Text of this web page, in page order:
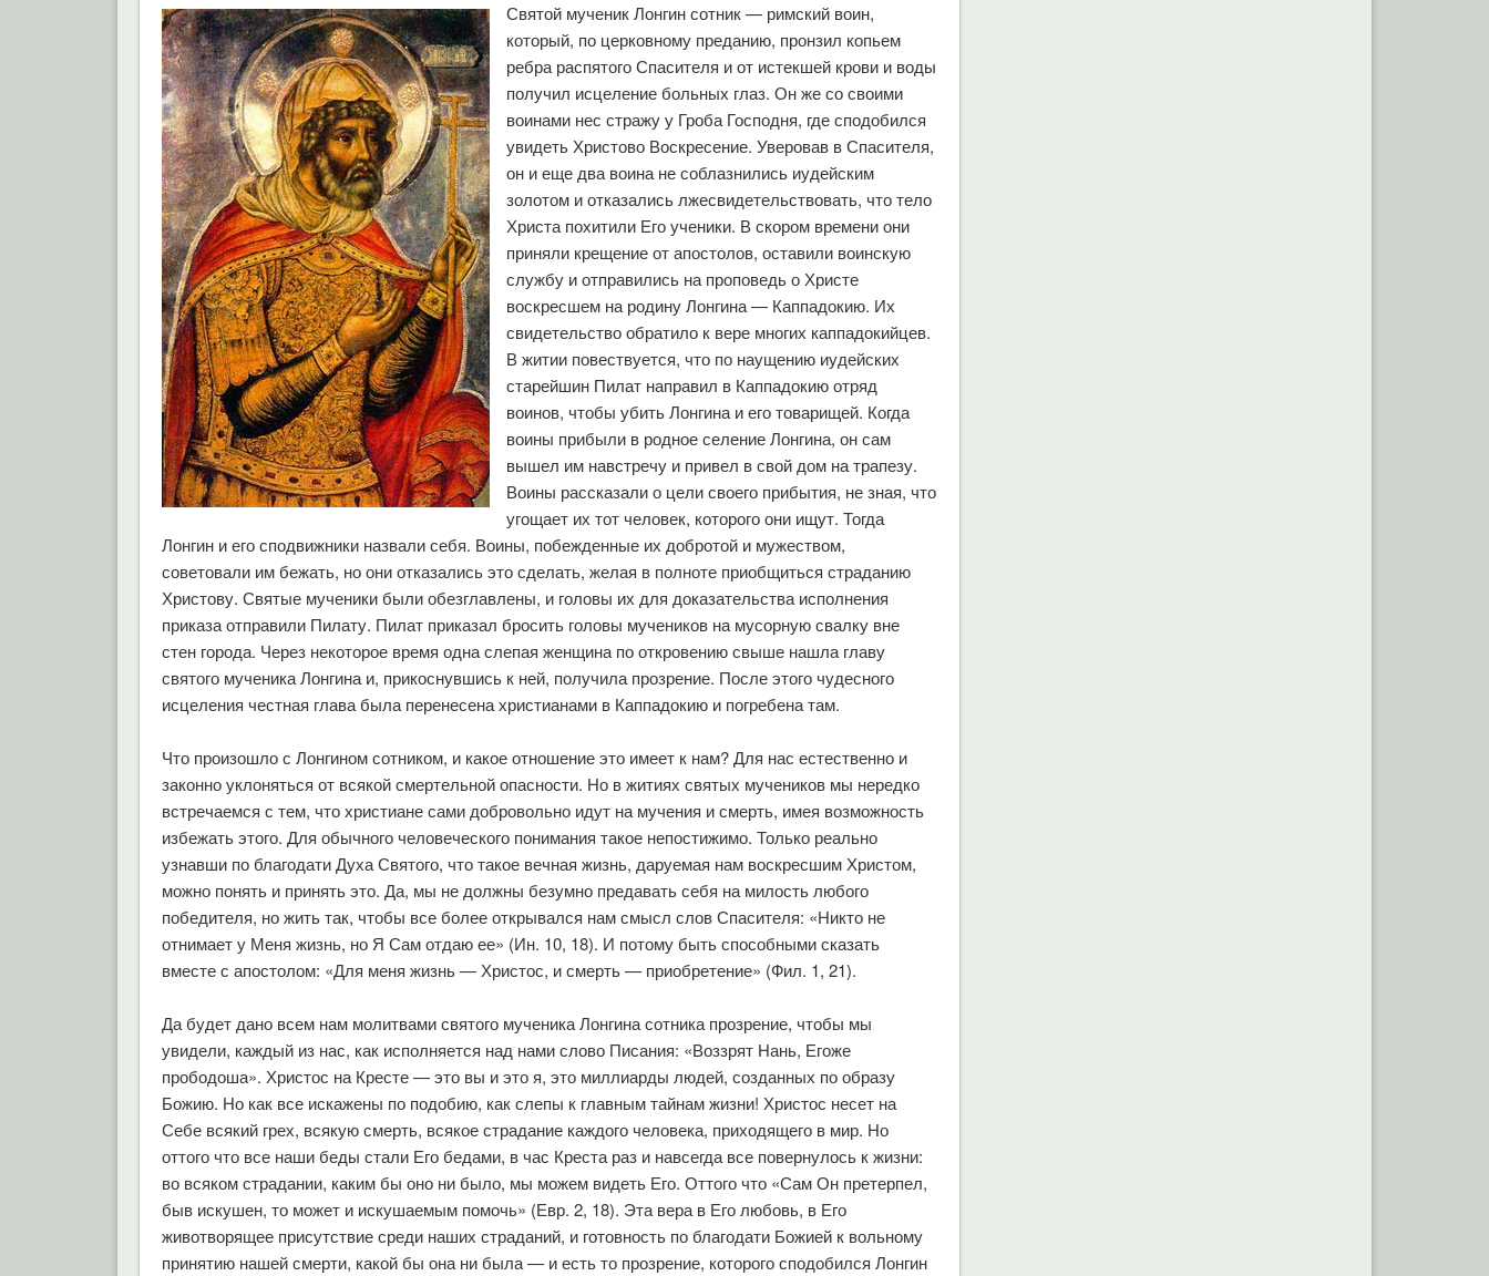
Святой мученик Лонгин сотник — римский воин,
который, по церковному преданию, пронзил копьем
ребра распятого Спасителя и от истекшей крови и воды
получил исцеление больных глаз. Он же со своими
воинами нес стражу у Гроба Господня, где сподобился
увидеть Христово Воскресение. Уверовав в Спасителя,
он и еще два воина не соблазнились иудейским
золотом и отказались лжесвидетельствовать, что тело
Христа похитили Его ученики. В скором времени они
приняли крещение от апостолов, оставили воинскую
службу и отправились на проповедь о Христе
воскресшем на родину Лонгина — Каппадокию. Их
свидетельство обратило к вере многих каппадокийцев.
В житии повествуется, что по наущению иудейских
старейшин Пилат направил в Каппадокию отряд
воинов, чтобы убить Лонгина и его товарищей. Когда
воины прибыли в родное селение Лонгина, он сам
вышел им навстречу и привел в свой дом на трапезу.
Воины рассказали о цели своего прибытия, не зная, что
угощает их тот человек, которого они ищут. Тогда
Лонгин и его сподвижники назвали себя. Воины, побежденные их добротой и мужеством,
советовали им бежать, но они отказались это сделать, желая в полноте приобщиться страданию
Христову. Святые мученики были обезглавлены, и головы их для доказательства исполнения
приказа отправили Пилату. Пилат приказал бросить головы мучеников на мусорную свалку вне
стен города. Через некоторое время одна слепая женщина по откровению свыше нашла главу
святого мученика Лонгина и, прикоснувшись к ней, получила прозрение. После этого чудесного
исцеления честная глава была перенесена христианами в Каппадокию и погребена там.
Что произошло с Лонгином сотником, и какое отношение это имеет к нам? Для нас естественно и
законно уклоняться от всякой смертельной опасности. Но в житиях святых мучеников мы нередко
встречаемся с тем, что христиане сами добровольно идут на мучения и смерть, имея возможность
избежать этого. Для обычного человеческого понимания такое непостижимо. Только реально
узнавши по благодати Духа Святого, что такое вечная жизнь, даруемая нам воскресшим Христом,
можно понять и принять это. Да, мы не должны безумно предавать себя на милость любого
победителя, но жить так, чтобы все более открывался нам смысл слов Спасителя: «Никто не
отнимает у Меня жизнь, но Я Сам отдаю ее» (Ин. 10, 18). И потому быть способными сказать
вместе с апостолом: «Для меня жизнь — Христос, и смерть — приобретение» (Фил. 1, 21).
Да будет дано всем нам молитвами святого мученика Лонгина сотника прозрение, чтобы мы
увидели, каждый из нас, как исполняется над нами слово Писания: «Воззрят Нань, Егоже
прободоша». Христос на Кресте — это вы и это я, это миллиарды людей, созданных по образу
Божию. Но как все искажены по подобию, как слепы к главным тайнам жизни! Христос несет на
Себе всякий грех, всякую смерть, всякое страдание каждого человека, приходящего в мир. Но
оттого что все наши беды стали Его бедами, в час Креста раз и навсегда все повернулось к жизни:
во всяком страдании, каким бы оно ни было, мы можем видеть Его. Оттого что «Сам Он претерпел,
быв искушен, то может и искушаемым помочь» (Евр. 2, 18). Эта вера в Его любовь, в Его
животворящее присутствие среди наших страданий, и готовность по благодати Божией к вольному
принятию нашей смерти, какой бы она ни была — и есть то прозрение, которого сподобился Лонгин